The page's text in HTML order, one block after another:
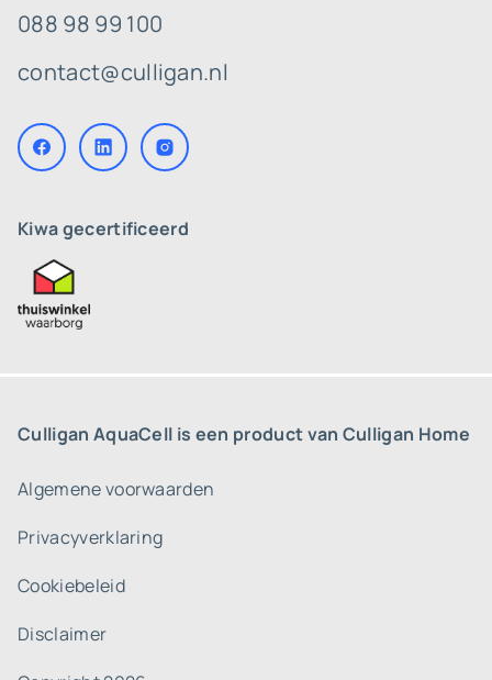
088 98 99 100
contact@culligan.nl
Kiwa gecertificeerd
Culligan AquaCell is een product van Culligan Home
Algemene voorwaarden
Privacyverklaring
Cookiebeleid
Disclaimer